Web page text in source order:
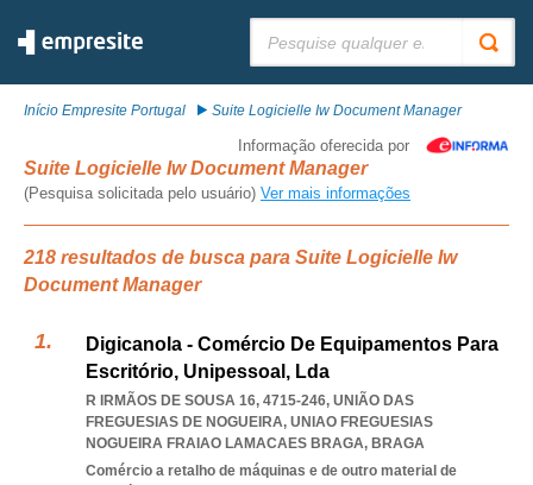
Início Empresite Portugal Suite Logicielle Iw Document Manager
Informação oferecida por
Suite Logicielle Iw Document Manager
(Pesquisa solicitada pelo usuário) Ver mais informações
218 resultados de busca para Suite Logicielle Iw
Document Manager
Digicanola - Comércio De Equipamentos Para
Escritório, Unipessoal, Lda
R IRMÃOS DE SOUSA 16, 4715-246, UNIÃO DAS
FREGUESIAS DE NOGUEIRA, UNIAO FREGUESIAS
NOGUEIRA FRAIAO LAMACAES BRAGA, BRAGA
Comércio a retalho de máquinas e de outro material de